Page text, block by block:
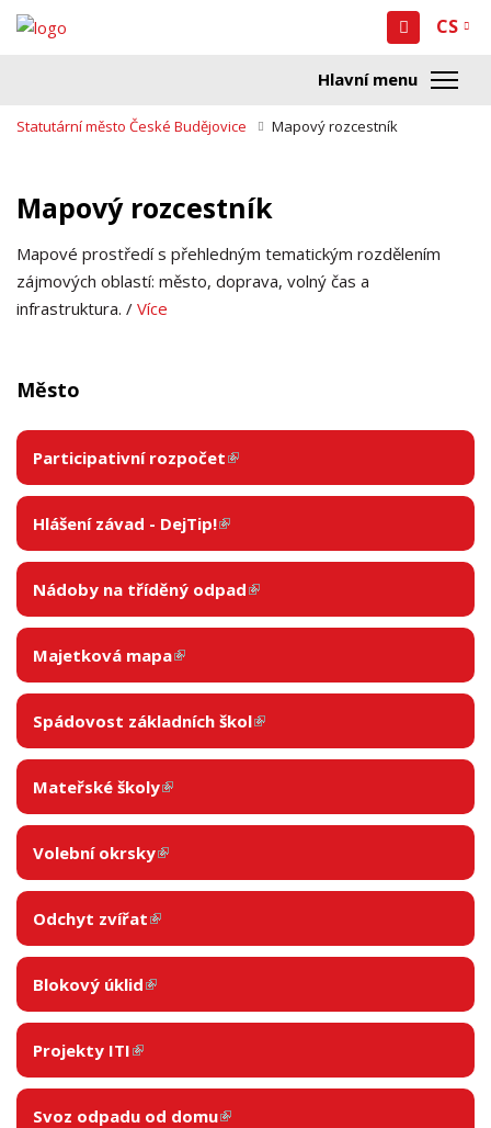
CS
Statutární město České Budějovice Mapový rozcestník
Mapový rozcestník
Mapové prostředí s přehledným tematickým rozdělením
zájmových oblastí: město, doprava, volný čas a
infrastruktura. / Více
Město
Participativní rozpočet
Hlášení závad - DejTip!(link is external)
Nádoby na tříděný odpad(link is external)
Majetková mapa(link is external)
Spádovost základních škol(link is external)
Mateřské školy(link is external)
Volební okrsky(link is external)
Odchyt zvířat(link is external)
Blokový úklid(link is external)
Projekty ITI(link is external)
Svoz odpadu od domu(link is external)